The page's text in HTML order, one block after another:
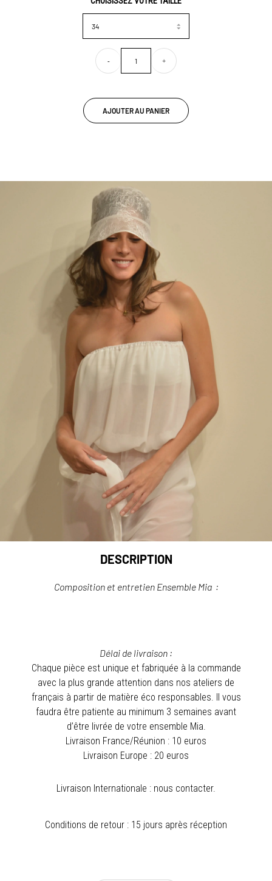
- +
AJOUTER AU PANIER
DESCRIPTION
Composition et entretien Ensemble Mia :
Délai de livraison :
Chaque pièce est unique et fabriquée à la commande
avec la plus grande attention dans nos ateliers de
français à partir de matière éco responsables. Il vous
faudra être patiente au minimum 3 semaines avant
d’être livrée de votre ensemble Mia.
Livraison France/Réunion : 10 euros
Livraison Europe : 20 euros
Livraison Internationale : nous contacter.
Conditions de retour : 15 jours après réception